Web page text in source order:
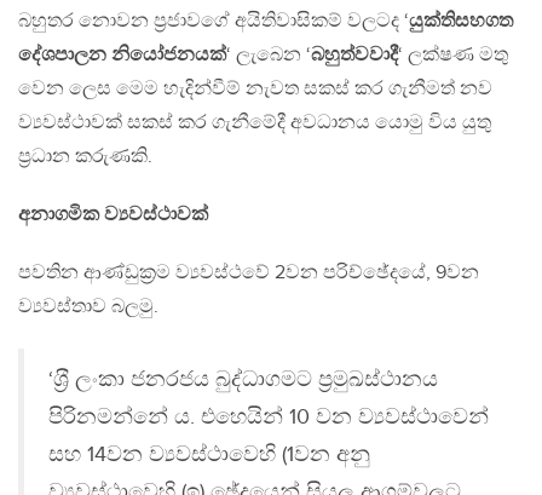
බහුතර නොවන ප්‍රජාවගේ අයිතිවාසිකම් වලටද ‘යුක්තිසහගත
දේශපාලන නියෝජනයක්‘ ලැබෙන ‘බහුත්වවාදී‘ ලක්ෂණ මතු
වෙන ලෙස මෙම හැදින්වීම් නැවත සකස් කර ගැනීමත් නව
ව්‍යවස්ථාවක් සකස් කර ගැනීමේදී අවධානය යොමු විය යුතු
ප්‍රධාන කරුණකි.
අනාගමික ව්‍යවස්ථාවක්
පවතින ආණ්ඩුක්‍රම ව්‍යවස්ථවේ 2වන පරිච්ඡේදයේ, 9වන
ව්‍යවස්තාව බලමු.
‘ශ‍්‍රී ලංකා ජනරජය බුද්ධාගමට ප‍්‍රමුඛස්ථානය
පිරිනමන්නේ ය. එහෙයින් 10 වන ව්‍යවස්ථාවෙන්
සහ 14වන ව්‍යවස්ථාවෙහි (1වන අනු